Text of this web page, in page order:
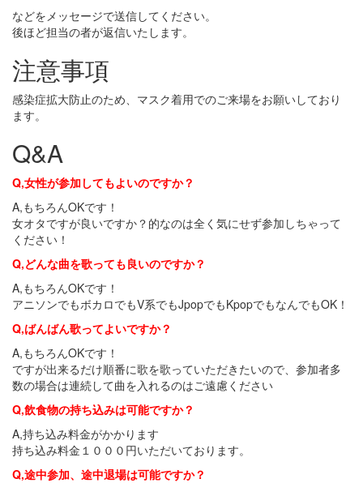
などをメッセージで送信してください。
後ほど担当の者が返信いたします。
注意事項
感染症拡大防止のため、マスク着用でのご来場をお願いしており
ます。
Q&A
Q,女性が参加してもよいのですか？
A,もちろんOKです！
女オタですが良いですか？的なのは全く気にせず参加しちゃって
ください！
Q,どんな曲を歌っても良いのですか？
A,もちろんOKです！
アニソンでもボカロでもV系でもJpopでもKpopでもなんでもOK！
Q,ばんばん歌ってよいですか？
A,もちろんOKです！
ですが出来るだけ順番に歌を歌っていただきたいので、参加者多
数の場合は連続して曲を入れるのはご遠慮ください
Q,飲食物の持ち込みは可能ですか？
A,持ち込み料金がかかります
持ち込み料金１０００円いただいております。
Q,途中参加、途中退場は可能ですか？